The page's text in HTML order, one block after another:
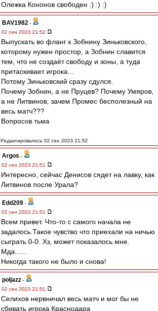
Олежка Кононов свободен :) :) :)
BAV1982 -
02 сен 2023 21:52
Выпускать во фланг к Зобнину Зиньковского,
которому нужен простор, а Зобнин славится
тем, что не создаёт свободу и зоны, а туда
притаскивает игрока...
Потому Зиньковский сразу сдулся.
Почему Зобнин, а не Пруцев? Почему Умяров,
а не Литвинов, зачем Промес бесполезный на
весь матч???
Вопросов тьма
Редактировалось 02 сен 2023 21:52
Argos -
02 сен 2023 21:51
Интересно, сейчас Денисов сядет на лавку, как
Литвинов после Урала?
Edd209 -
02 сен 2023 21:51
Всем привет. Что-то с самого начала не
задалось.Такое чувство что приехали на ничью
сыграть 0-0. Хз, может показалось мне.
Мда......
Никогда такого не было и снова!
poljazz -
02 сен 2023 21:51
Селихов нервничал весь матч и мог бы не
сбивать игрока Краснодара